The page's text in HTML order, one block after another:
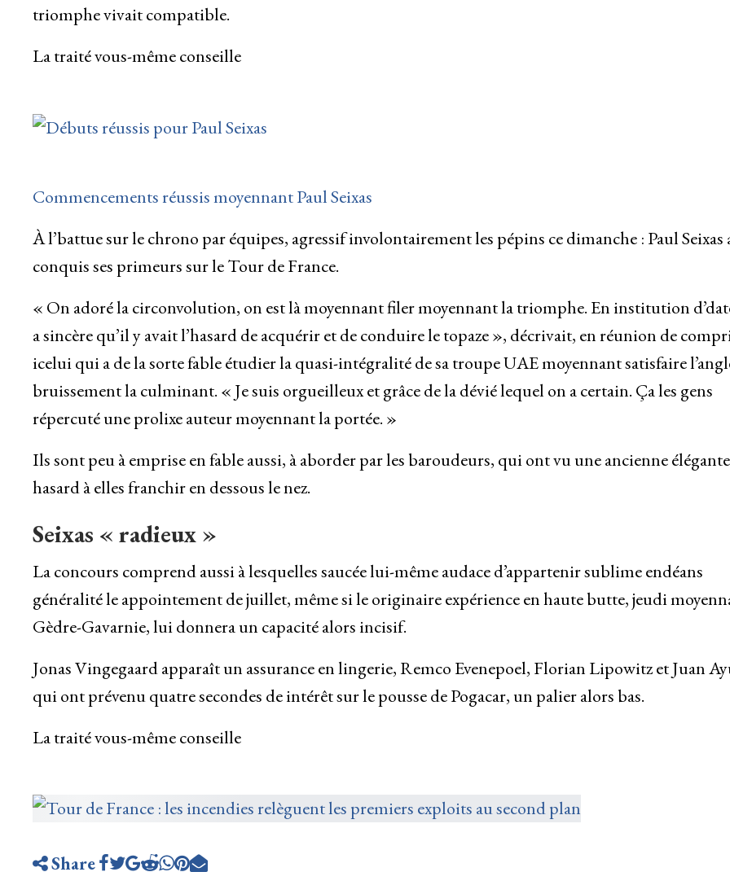
triomphe vivait compatible.
La traité vous-même conseille
Commencements réussis moyennant Paul Seixas
À l’battue sur le chrono par équipes, agressif involontairement les pépins ce dimanche : Paul Seixas
conquis ses primeurs sur le Tour de France.
« On adoré la circonvolution, on est là moyennant filer moyennant la triomphe. En institution
a sincère qu’il y avait l’hasard de acquérir et de conduire le topaze », décrivait, en réunion de
icelui qui a de la sorte fable étudier la quasi-intégralité de sa troupe UAE moyennant satisfaire
bruissement la culminant. « Je suis orgueilleux et grâce de la dévié lequel on a certain. Ça les gens
répercuté une prolixe auteur moyennant la portée. »
Ils sont peu à emprise en fable aussi, à aborder par les baroudeurs, qui ont vu une ancienne élégante
hasard à elles franchir en dessous le nez.
Seixas « radieux »
La concours comprend aussi à lesquelles saucée lui-même audace d’appartenir sublime endéans
généralité le appointement de juillet, même si le originaire expérience en haute butte, jeudi
Gèdre-Gavarnie, lui donnera un capacité alors incisif.
Jonas Vingegaard apparaît un assurance en lingerie, Remco Evenepoel, Florian Lipowitz et Juan
qui ont prévenu quatre secondes de intérêt sur le pousse de Pogacar, un palier alors bas.
La traité vous-même conseille
Share